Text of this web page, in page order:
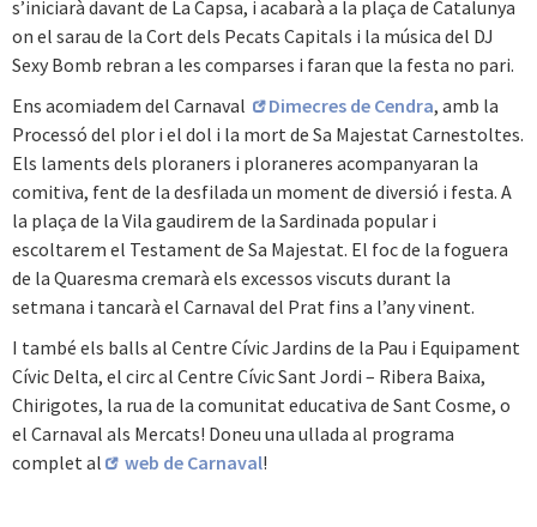
s’iniciarà davant de La Capsa, i acabarà a la plaça de Catalunya
on el sarau de la Cort dels Pecats Capitals i la música del DJ
Sexy Bomb rebran a les comparses i faran que la festa no pari.
Ens acomiadem del Carnaval
Dimecres de Cendra, amb la
Processó del plor i el dol i la mort de Sa Majestat Carnestoltes.
Els laments dels ploraners i ploraneres acompanyaran la
comitiva, fent de la desfilada un moment de diversió i festa. A
la plaça de la Vila gaudirem de la Sardinada popular i
escoltarem el Testament de Sa Majestat. El foc de la foguera
de la Quaresma cremarà els excessos viscuts durant la
setmana i tancarà el Carnaval del Prat fins a l’any vinent.
I també els balls al Centre Cívic Jardins de la Pau i Equipament
Cívic Delta, el circ al Centre Cívic Sant Jordi – Ribera Baixa,
Chirigotes, la rua de la comunitat educativa de Sant Cosme, o
el Carnaval als Mercats! Doneu una ullada al programa
complet al
web de Carnaval!